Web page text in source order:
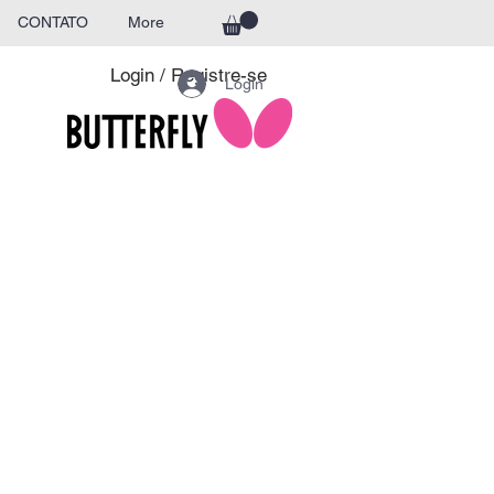
CONTATO More
Login / Registre-se
Login